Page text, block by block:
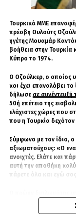
Το ελληνικό
με
ανησυχία του
2026 και
πολίτη. Όπως
Ελλάδας στα
όλες τις
παρασχεθεί
προξενική και
Παράλληλα, η
αλβανική
διαλεύκανση
ευθυνών. Η
μήνυμα προς
Τουρκικά ΜΜΕ
πρέσβη Ουλούτς
ηγέτης Μουαμάρ
βοήθεια στην Τουρκία
Κύπρο το 1974.
Ο Οζούλκερ, ο οποίος
και έχει επαναλάβει
δήλωσε σε συνέντευξή
50ή επέτειο της
ελάχιστες χώρες που
που η Τουρκία δεχόταν
Σύμφωνα με τον ίδιο,
αξιωματούχους: «Ο
ανοιχτές. Ελάτε και
αυτή την αποθήκη
πάρετε όλα και εγώ
αποθήκες οπλισμού